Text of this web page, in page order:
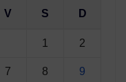
V S D
1 2
7 8 9